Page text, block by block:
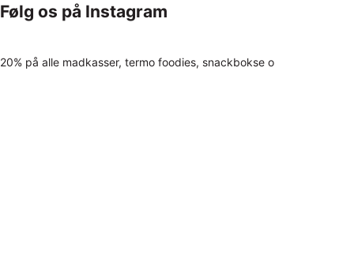
Følg os på Instagram
20% på alle madkasser, termo foodies, snackbokse o